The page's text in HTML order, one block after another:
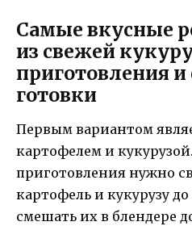
Самые вкусные
из свежей
приготовления
готовки
Первым вариантом
картофелем и
приготовления нужно
картофель и кукурузу
смешать их в блендере